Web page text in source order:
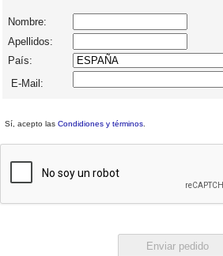
Nombre:
Apellidos:
País:
E-Mail:
Sí, acepto las Condidiones y términos